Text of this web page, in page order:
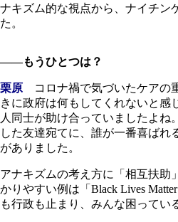
ナキズム的な視点から、ナイチン
た。
――もうひとつは？
栗原 コロナ禍で気づいたケアの
きに政府は何もしてくれないと感
人同士が助け合っていましたよね
した友達宛てに、誰が一番喜ばれ
がありました。
アナキズムの考え方に「相互扶助
かりやすい例は「Black Lives
も行政も止まり、みんな困ってい